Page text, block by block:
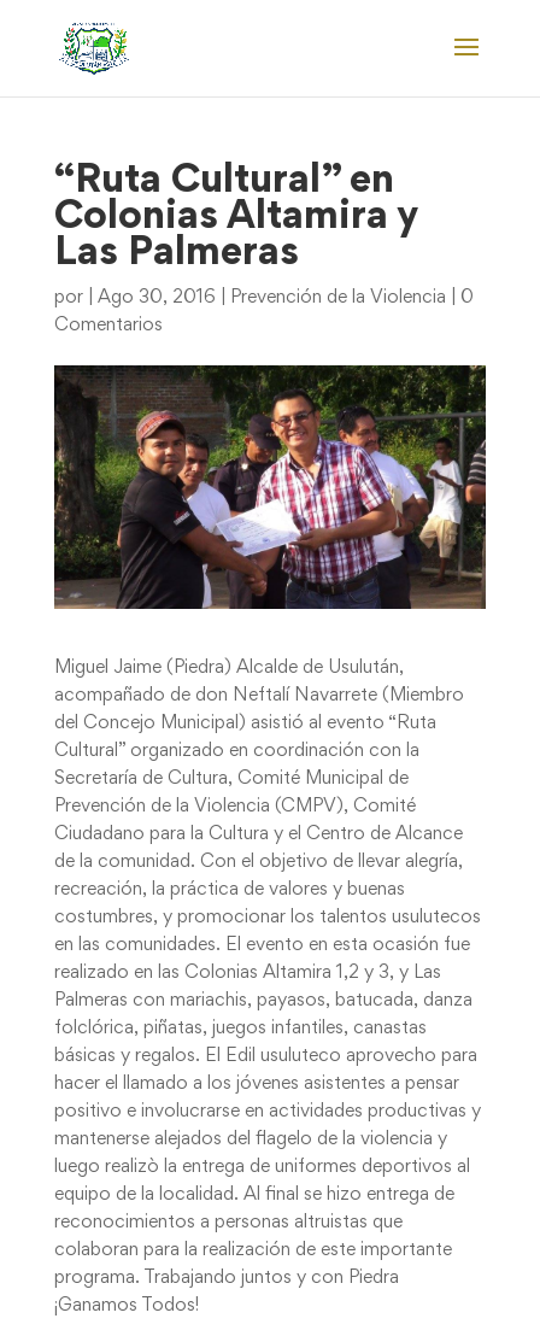
“Ruta Cultural” en
Colonias Altamira y
Las Palmeras
por Ago 30, 2016 Prevención de la Violencia
0
Comentarios
Miguel Jaime (Piedra) Alcalde de Usulután,
acompañado de don Neftalí Navarrete (Miembro
del Concejo Municipal) asistió al evento “Ruta
Cultural” organizado en coordinación con la
Secretaría de Cultura, Comité Municipal de
Prevención de la Violencia (CMPV), Comité
Ciudadano para la Cultura y el Centro de Alcance
de la comunidad. Con el objetivo de llevar alegría,
recreación, la práctica de valores y buenas
costumbres, y promocionar los talentos usulutecos
en las comunidades. El evento en esta ocasión fue
realizado en las Colonias Altamira 1,2 y 3, y Las
Palmeras con mariachis, payasos, batucada, danza
folclórica, piñatas, juegos infantiles, canastas
básicas y regalos. El Edil usuluteco aprovecho para
hacer el llamado a los jóvenes asistentes a pensar
positivo e involucrarse en actividades productivas y
mantenerse alejados del flagelo de la violencia y
luego realizò la entrega de uniformes deportivos al
equipo de la localidad. Al final se hizo entrega de
reconocimientos a personas altruistas que
colaboran para la realización de este importante
programa. Trabajando juntos y con Piedra
¡Ganamos Todos!